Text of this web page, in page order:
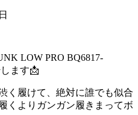
LOW PRO BQ6817-
ます📩
く履けて、絶対に誰でも似合
くよりガンガン履きまってボ